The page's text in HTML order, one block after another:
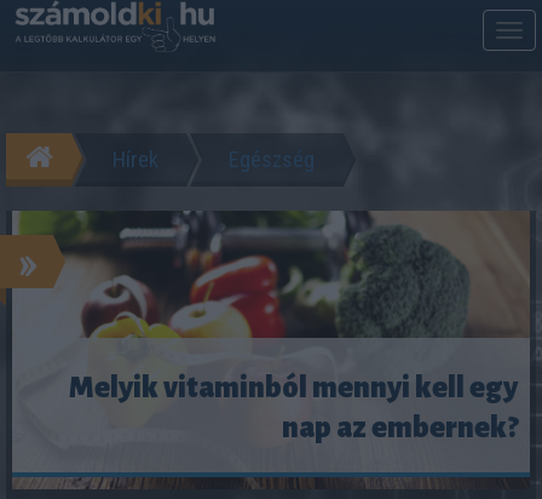
Hírek Egészség
»
Melyik vitaminból mennyi kell egy
nap az embernek?